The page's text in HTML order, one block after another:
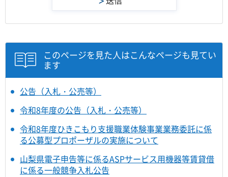
このページを見た人はこんなページも見てい
ます
公告（入札・公売等）
令和8年度の公告（入札・公売等）
令和8年度ひきこもり支援職業体験事業業務委託に係
る公募型プロポーザルの実施について
山梨県電子申告等に係るASPサービス用機器等賃貸借
に係る一般競争入札公告